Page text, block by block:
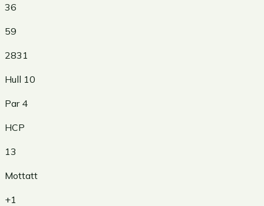
36
59
2831
Hull 10
Par 4
HCP
13
Mottatt
+1